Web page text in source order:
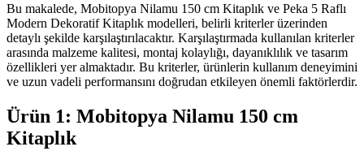
Bu makalede, Mobitopya Nilamu 150 cm Kitaplık ve Peka 5 Raflı
Modern Dekoratif Kitaplık modelleri, belirli kriterler üzerinden
detaylı şekilde karşılaştırılacaktır. Karşılaştırmada kullanılan kriterler
arasında malzeme kalitesi, montaj kolaylığı, dayanıklılık ve tasarım
özellikleri yer almaktadır. Bu kriterler, ürünlerin kullanım deneyimini
ve uzun vadeli performansını doğrudan etkileyen önemli faktörlerdir.
Ürün 1: Mobitopya Nilamu 150 cm
Kitaplık